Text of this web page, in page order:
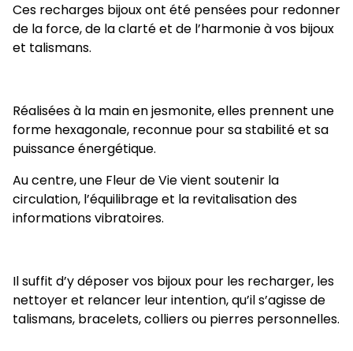
Ces recharges bijoux ont été pensées pour redonner
de la force, de la clarté et de l’harmonie à vos bijoux
et talismans.
Réalisées à la main en jesmonite, elles prennent une
forme hexagonale, reconnue pour sa stabilité et sa
puissance énergétique.
Au centre, une Fleur de Vie vient soutenir la
circulation, l’équilibrage et la revitalisation des
informations vibratoires.
Il suffit d’y déposer vos bijoux pour les recharger, les
nettoyer et relancer leur intention, qu’il s’agisse de
talismans, bracelets, colliers ou pierres personnelles.